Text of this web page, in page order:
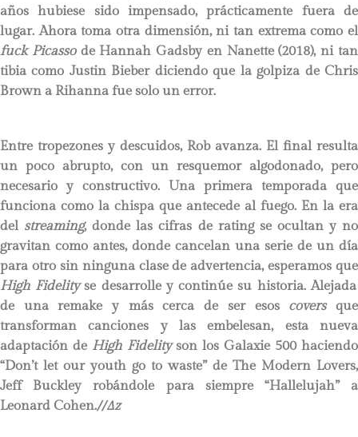
años hubiese sido impensado, prácticamente fuera de
lugar. Ahora toma otra dimensión, ni tan extrema como el
fuck Picasso de Hannah Gadsby en Nanette (2018), ni tan
tibia como Justin Bieber diciendo que la golpiza de Chris
Brown a Rihanna fue solo un error.
Entre tropezones y descuidos, Rob avanza. El final resulta
un poco abrupto, con un resquemor algodonado, pero
necesario y constructivo. Una primera temporada que
funciona como la chispa que antecede al fuego. En la era
delstreaming, donde las cifras de rating se ocultan y no
gravitan como antes, donde cancelan una serie de un día
para otro sin ninguna clase de advertencia, esperamos que
High Fidelityse desarrolle y continúe su historia. Alejada
de una remake y más cerca de ser esos coversque
transforman canciones y las embelesan, esta nueva
adaptación de High Fidelityson los Galaxie 500 haciendo
“Don’t let our youth go to waste” de The Modern Lovers,
Jeff Buckley robándole para siempre “Hallelujah” a
Leonard Cohen.//∆z